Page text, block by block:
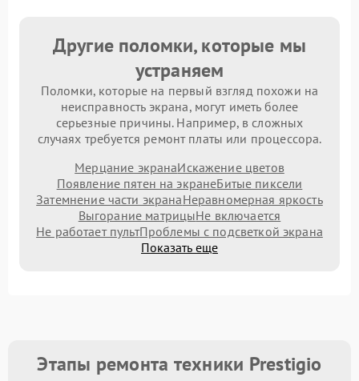
Другие поломки, которые мы
устраняем
Поломки, которые на первый взгляд похожи на
неисправность экрана, могут иметь более
серьезные причины. Например, в сложных
случаях требуется ремонт платы или процессора.
Мерцание экранаИскажение цветов
Появление пятен на экранеБитые пиксели
Затемнение части экранаНеравномерная яркость
Выгорание матрицыНе включается
Не работает пультПроблемы с подсветкой экрана
Показать еще
Этапы ремонта техники Prestigio